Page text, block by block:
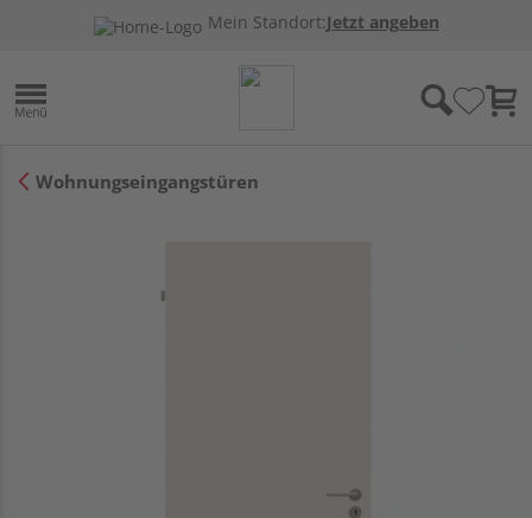
Mein Standort:Jetzt angeben
Wohnungseingangstüren